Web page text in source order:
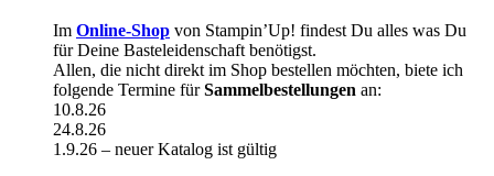
Im Online-Shop von Stampin’Up! findest Du alles was Du
für Deine Basteleidenschaft benötigst.
Allen, die nicht direkt im Shop bestellen möchten, biete ich
folgende Termine fürSammelbestellungen an:
10.8.26
24.8.26
1.9.26 – neuer Katalog ist gültig